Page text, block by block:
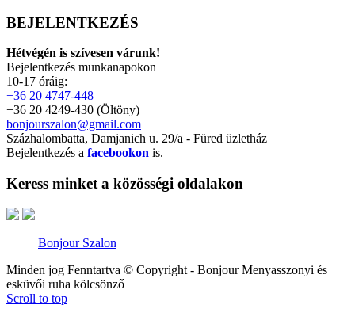
BEJELENTKEZÉS
Hétvégén is szívesen várunk!
Bejelentkezés munkanapokon
10-17 óráig:
+36 20 4747-448
+36 20 4249-430 (Öltöny)
bonjourszalon@gmail.com
Százhalombatta, Damjanich u. 29/a - Füred üzletház
Bejelentkezés a facebookon is.
Keress minket a közösségi oldalakon
Bonjour Szalon
Minden jog Fenntartva © Copyright - Bonjour Menyasszonyi és
esküvői ruha kölcsönző
Scroll to top